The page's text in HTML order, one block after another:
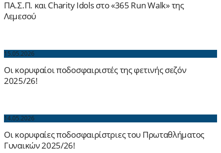
ΠΑ.Σ.Π. και Charity Idols στο «365 Run Walk» της
Λεμεσού
15.05.2026
Οι κορυφαίοι ποδοσφαιριστές της φετινής σεζόν
2025/26!
14.05.2026
Οι κορυφαίες ποδοσφαιρίστριες του Πρωταθλήματος
Γυναικών 2025/26!